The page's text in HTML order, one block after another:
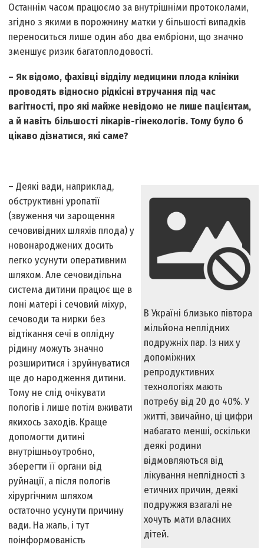
Останнім часом працюємо за внутрішніми протоколами,
згідно з якими в порожнину матки у більшості випадків
переноситься лише один або два ембріони, що значно
зменшує ризик багатоплодовості.
– Як відомо, фахівці відділу медицини плода клініки
проводять відносно рідкісні втручання під час
вагітності, про які майже невідомо не лише пацієнтам,
а й навіть більшості лікарів-гінекологів. Тому було б
цікаво дізнатися, які саме?
В Україні близько півтора
мільйона неплідних
подружніх пар. Із них у
допоміжних
репродуктивних
технологіях мають
потребу від 20 до 40%. У
житті, звичайно, ці цифри
набагато менші, оскільки
деякі родини
відмовляються від
лікування неплідності з
етичних причин, деякі
подружжя взагалі не
хочуть мати власних
дітей.
– Деякі вади, наприклад,
обструктивні уропатії
(звуження чи зарощення
сечовивідних шляхів плода) у
новонароджених досить
легко усунути оперативним
шляхом. Але сечовидільна
система дитини працює ще в
лоні матері і сечовий міхур,
сечоводи та нирки без
відтікання сечі в оплідну
рідину можуть значно
розширитися і зруйнуватися
ще до народження дитини.
Тому не слід очікувати
пологів і лише потім вживати
якихось заходів. Краще
допомогти дитині
внутрішньоутробно,
зберегти її органи від
руйнації, а після пологів
хірургічним шляхом
остаточно усунути причину
вади. На жаль, і тут
поінформованість